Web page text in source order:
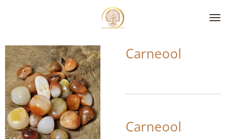
de
hoofdinhoud
Carneool
Carneool